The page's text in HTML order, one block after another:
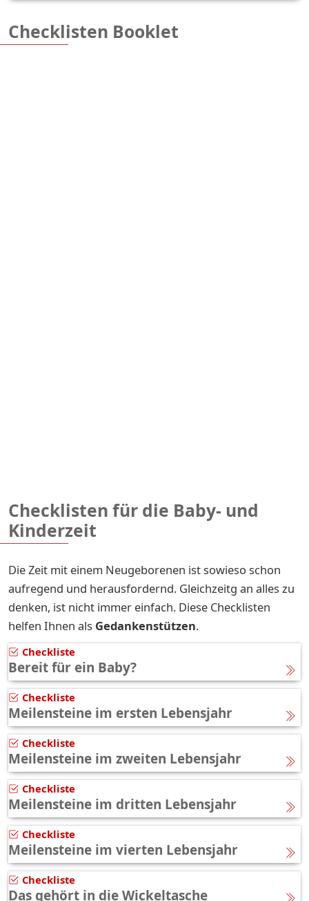
Checklisten Booklet
Checklisten für die Baby- und
Kinderzeit
Die Zeit mit einem Neugeborenen ist sowieso schon
aufregend und herausfordernd. Gleichzeitg an alles zu
denken, ist nicht immer einfach. Diese Checklisten
helfen Ihnen als Gedankenstützen.
Checkliste
Bereit für ein Baby?
Checkliste
Meilensteine im ersten Lebensjahr
Checkliste
Meilensteine im zweiten Lebensjahr
Checkliste
Meilensteine im dritten Lebensjahr
Checkliste
Meilensteine im vierten Lebensjahr
Checkliste
Das gehört in die Wickeltasche